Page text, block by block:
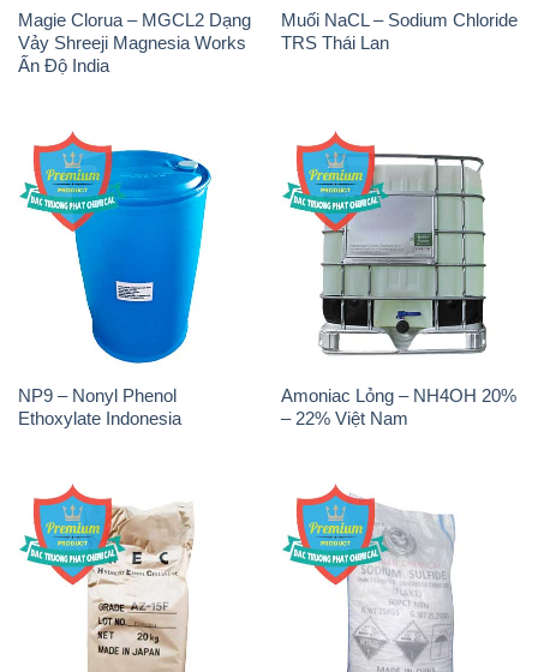
Magie Clorua – MGCL2 Dạng
Vảy Shreeji Magnesia Works
Ấn Độ India
Muối NaCL – Sodium Chloride
TRS Thái Lan
NP9 – Nonyl Phenol
Ethoxylate Indonesia
Amoniac Lỏng – NH4OH 20%
– 22% Việt Nam